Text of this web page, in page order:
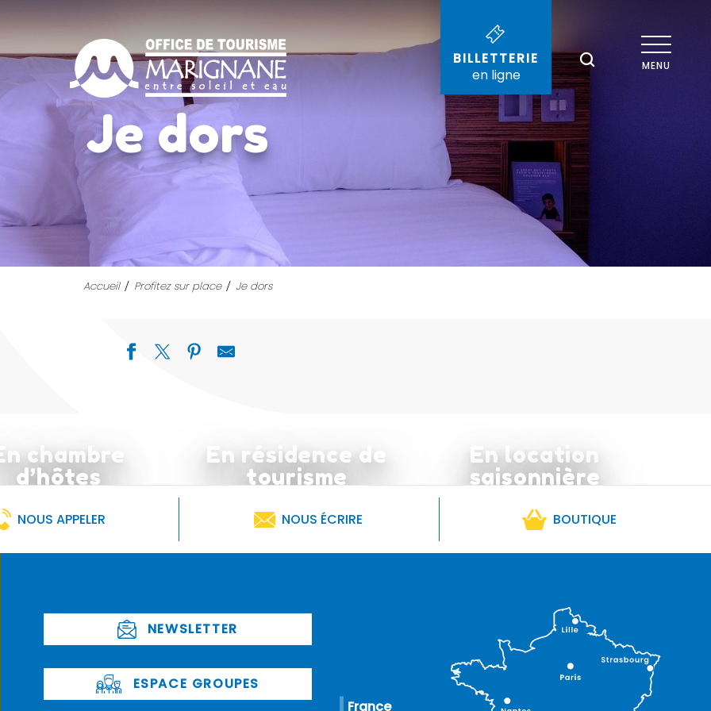
--°
BILLETTERIE
en ligne
Recherche
MENU
Je dors
Accueil Profitez sur place Je dors
chambre
d’hôtes
En résidence de
tourisme
En location
saisonnière
NOUS APPELER NOUS ÉCRIRE BOUTIQUE
NEWSLETTER
ESPACE GROUPES
France